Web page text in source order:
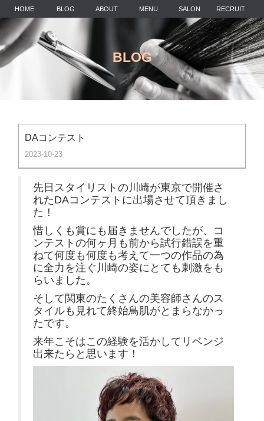
HOME BLOG ABOUT MENU SALON RECRUIT
BLOG
DAコンテスト
2023-10-23
先日スタイリストの川崎が東京で開催さ
れたDAコンテストに出場させて頂きまし
た！
惜しくも賞にも届きませんでしたが、コ
ンテストの何ヶ月も前から試行錯誤を重
ねて何度も何度も考えて一つの作品の為
に全力を注ぐ川崎の姿にとても刺激をも
らいました。
そして関東のたくさんの美容師さんのス
タイルも見れて終始鳥肌がとまらなかっ
たです。
来年こそはこの経験を活かしてリベンジ
出来たらと思います！